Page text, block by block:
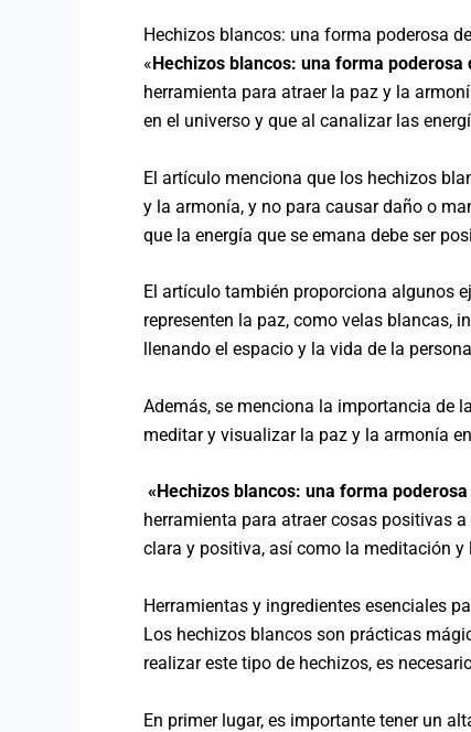
Hechizos blancos: una forma poderosa
«Hechizos blancos: una forma
herramienta para atraer la paz y la
en el universo y que al canalizar las
El artículo menciona que los hechizos
y la armonía, y no para causar daño o
que la energía que se emana debe ser
El artículo también proporciona algunos
representen la paz, como velas blancas,
llenando el espacio y la vida de la
Además, se menciona la importancia de
meditar y visualizar la paz y la armonía
«Hechizos blancos: una forma
herramienta para atraer cosas positivas
clara y positiva, así como la meditación
Herramientas y ingredientes esenciales
Los hechizos blancos son prácticas
realizar este tipo de hechizos, es
En primer lugar, es importante tener un